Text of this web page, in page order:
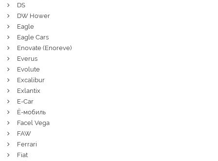
DS
DW Hower
Eagle
Eagle Cars
Enovate (Enoreve)
Everus
Evolute
Excalibur
Exlantix
E-Car
Ё-мобиль
Facel Vega
FAW
Ferrari
Fiat